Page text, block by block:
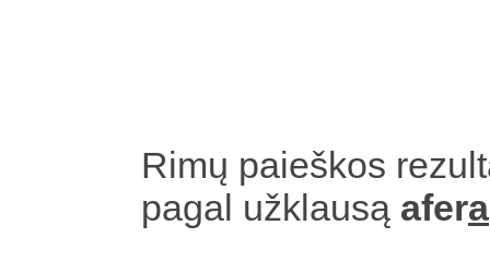
Rimų paieškos
pagal užklausą afera